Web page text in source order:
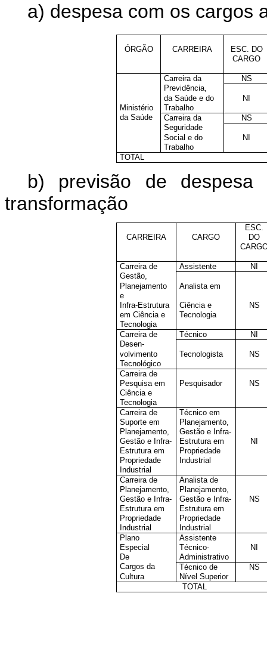
a) despesa com os cargos
ÓRGÃO CARREIRA
ESC. DO
CARGO
Carreira da
NS
Previdência,
da Saúde e do
NI
Ministério
Trabalho
da Saúde
Carreira da
NS
Seguridade
Social e do
NI
Trabalho
TOTAL
b) previsão de despesa
transformação
ESC.
CARREIRA
CARGO
DO
Carreira de Assistente
NI
Gestão,
Planejamento
e
Analista em
Infra-Estrutura Ciência e
NS
em Ciência e
Tecnologia
Tecnologia
Carreira de
Técnico
NI
Desen-
volvimento
Tecnologista
NS
Tecnológico
Carreira de
Pesquisa em
Pesquisador
NS
Ciência e
Tecnologia
Carreira de
Técnico em
Suporte em
Planejamento,
Planejamento,
Gestão e Infra-
Gestão e Infra-
Estrutura em
NI
Estrutura em
Propriedade
Propriedade
Industrial
Industrial
Carreira de
Analista de
Planejamento,
Planejamento,
Gestão e Infra-
Gestão e Infra-
NS
Estrutura em
Estrutura em
Propriedade
Propriedade
Industrial
Industrial
Plano
Assistente
Especial
Técnico-
NI
De
Administrativo
Cargos da
Técnico de
NS
Cultura
Nível Superior
TOTAL